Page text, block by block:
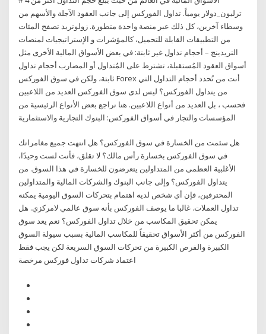
ترليون_دولار يومياً. تداول الفوركس إلى جانب العقود الآجلة والأسهم من
وسطاء آخرين، كل ذلك عبر منصة واحدة متطورة. زولوتريد تصفح المئات
من التطبيقات القابلة للتحميل، كالمؤشرات و الإستراتيجيات لمنصات
التريدينج – أحجام تداول غير ثابتة: في بعض الأسواق المالية الأخرى مثل
أسواق العقود المُستقبلة، تشترط على المُتداول أو المضارب أحجام تداول
ثابتة، ولكن في سوق الفوركس Forex أنت من تُحدد أحجام التداول التي
من يتداول الفوركس؟ ليس لدى سوق الفوركس العديد من اللاعبين
فحسب ، بل العديد من أنواع اللاعبين. هنا نراجع بعض الأنواع الرئيسية من
المؤسسات والتجار في أسواق الفوركس: البنوك التجارية والاستثمارية
هل سئمت من الخسارة في سوق الفوركس؟ هل انتهت جميع مغامراتك
في سوق الفوركس بخسارة رأس مالك؟ لا تقلق، فأنت لست وحيدًا،
الأغلبية العظمى من المتداولين يتعرضون للخسارة في هذا السوق. من
يتداول الفوركس؟ وإلى جانب البنوك والشركات المالية والمتداولين
المحترفين، فإن أي شخص لديه اهتمام بتحركات السوق اليومية يمكنه
تداول العملات. غالبا ما يوصف الفوركس بأنه سوق عالمي لامركزي. هل
يمكن تحقيق المكاسب من خلال تداول الفوركس؟ نعم يعد سوق
الفوركس من أكثر الأسواق تحقيقاً للمكاسب المالية بسبب سيولة السوق
الكبيرة والفرص الكبيرة من تحركات السوق السريعة لكن يجب فقط
اعتماد شركات تداول فوركس مرخصة